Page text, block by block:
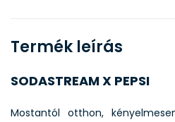
Termék leírás
SODASTREAM X PEPSI
Mostantól otthon,